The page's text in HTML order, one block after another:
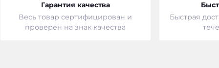
Гарантия качества
Весь товар сертифицирован и
проверен на знак качества
Быстрая